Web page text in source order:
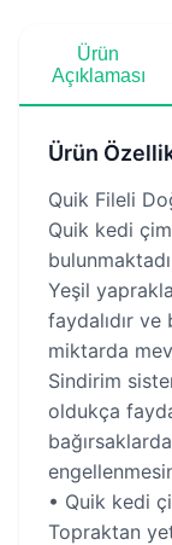
Ürün
Açıklaması
Ürün
Quik Fileli
Quik kedi
Yeşil
faydalıdır
miktarda
Sindirim
oldukça
• Quik kedi
Topraktan